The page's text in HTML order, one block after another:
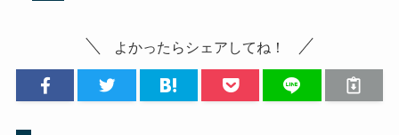
よかったらシェアしてね！